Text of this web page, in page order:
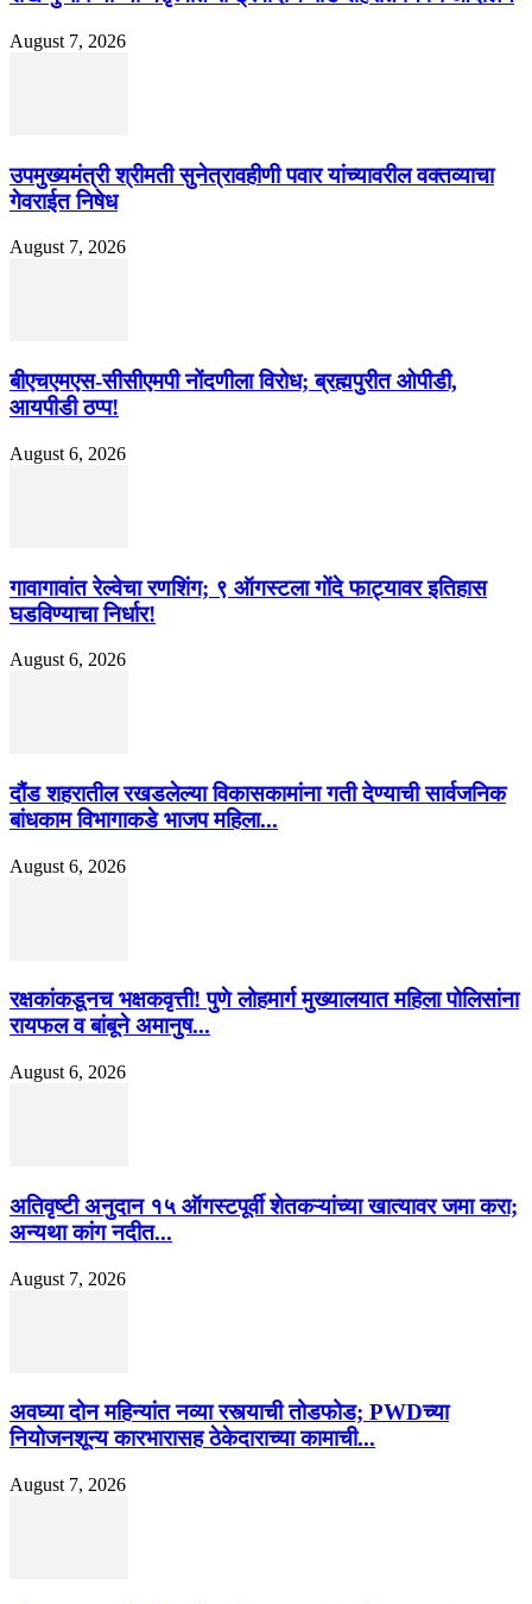
August 7, 2026
उपमुख्यमंत्री श्रीमती सुनेत्रावहीणी पवार यांच्यावरील वक्तव्याचा
गेवराईत निषेध
August 7, 2026
बीएचएमएस-सीसीएमपी नोंदणीला विरोध; ब्रह्मपुरीत ओपीडी,
आयपीडी ठप्प!
August 6, 2026
गावागावांत रेल्वेचा रणशिंग; ९ ऑगस्टला गोंदे फाट्यावर इतिहास
घडविण्याचा निर्धार!
August 6, 2026
दौंड शहरातील रखडलेल्या विकासकामांना गती देण्याची सार्वजनिक
बांधकाम विभागाकडे भाजप महिला...
August 6, 2026
रक्षकांकडूनच भक्षकवृत्ती! पुणे लोहमार्ग मुख्यालयात महिला पोलिसांना
रायफल व बांबूने अमानुष...
August 6, 2026
अतिवृष्टी अनुदान १५ ऑगस्टपूर्वी शेतकऱ्यांच्या खात्यावर जमा करा;
अन्यथा कांग नदीत...
August 7, 2026
अवघ्या दोन महिन्यांत नव्या रस्त्याची तोडफोड; PWDच्या
नियोजनशून्य कारभारासह ठेकेदाराच्या कामाची...
August 7, 2026